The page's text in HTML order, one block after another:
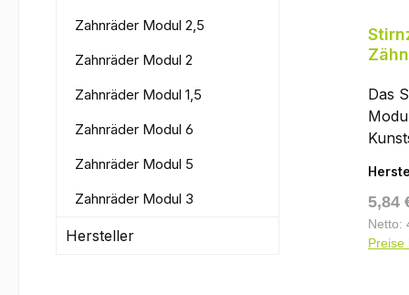
Zahnräder Modul 2,5
Zahnräder Modul 2
Zahnräder Modul 1,5
Zahnräder Modul 6
Zahnräder Modul 5
Zahnräder Modul 3
Hersteller
gern
z₂) /
z₂ /
13
mm
Das
läuft
Das
ist
nach
5,84
Netto:
Preise